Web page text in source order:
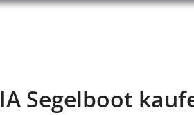
Segelboot